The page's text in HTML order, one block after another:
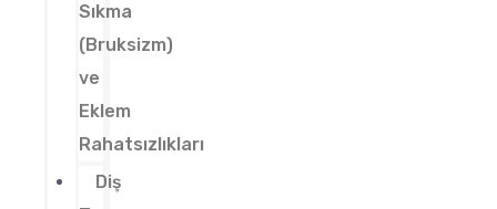
Sıkma
(Bruksizm)
ve
Eklem
Rahatsızlıkları
Diş